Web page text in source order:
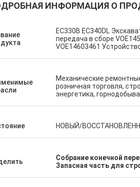
Эрденетумур
Приятные покупки
ИНФОРМАЦИЯ О
EC330B EC340DL
передача в сборе
VOE14603461
Механические
розничная торговля,
энергетика,
НОВЫЙ/
Собрание конечной
Запасная часть для